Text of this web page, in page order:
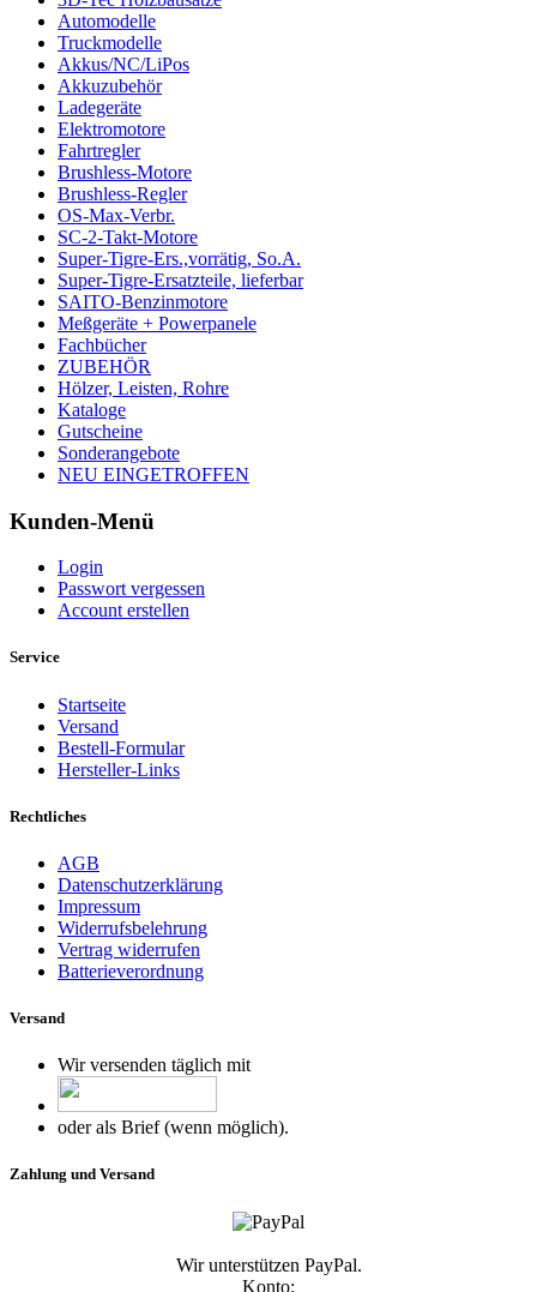
Automodelle
Truckmodelle
Akkus/NC/LiPos
Akkuzubehör
Ladegeräte
Elektromotore
Fahrtregler
Brushless-Motore
Brushless-Regler
OS-Max-Verbr.
SC-2-Takt-Motore
Super-Tigre-Ers.,vorrätig, So.A.
Super-Tigre-Ersatzteile, lieferbar
SAITO-Benzinmotore
Meßgeräte + Powerpanele
Fachbücher
ZUBEHÖR
Hölzer, Leisten, Rohre
Kataloge
Gutscheine
Sonderangebote
NEU EINGETROFFEN
Kunden-Menü
Login
Passwort vergessen
Account erstellen
Service
Startseite
Versand
Bestell-Formular
Hersteller-Links
Rechtliches
AGB
Datenschutzerklärung
Impressum
Widerrufsbelehrung
Vertrag widerrufen
Batterieverordnung
Versand
Wir versenden täglich mit
oder als Brief (wenn möglich).
Zahlung und Versand
Wir unterstützen PayPal.
Konto: